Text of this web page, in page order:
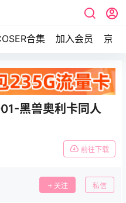
合集 加入会员 京东
黑兽奥利卡同人
前往下载
关注 私信